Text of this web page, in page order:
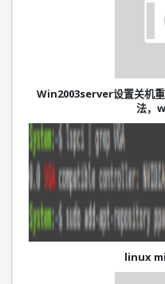
Win2003server设置关机
法，
linux